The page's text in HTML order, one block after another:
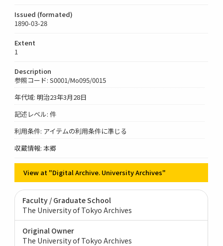
Issued (formated)
1890-03-28
Extent
1
Description
参照コード: S0001/Mo095/0015
年代域: 明治23年3月28日
記述レベル: 件
利用条件: アイテムの利用条件に準じる
収蔵情報: 本郷
View at "Digital Archive. University Archives"
Faculty / Graduate School
The University of Tokyo Archives
Original Owner
The University of Tokyo Archives